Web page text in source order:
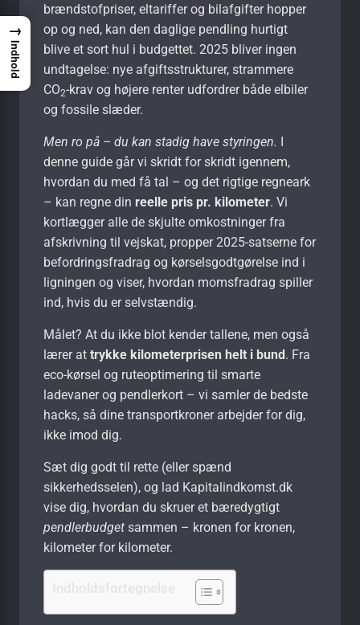
brændstofpriser, eltariffer og bilafgifter hopper
op og ned, kan den daglige pendling hurtigt
blive et sort hul i budgettet. 2025 bliver ingen
undtagelse: nye afgiftsstrukturer, strammere
CO2-krav og højere renter udfordrer både elbiler
og fossile slæder.
Men ro på – du kan stadig have styringen. I
denne guide går vi skridt for skridt igennem,
hvordan du med få tal – og det rigtige regneark
– kan regne din reelle pris pr. kilometer. Vi
kortlægger alle de skjulte omkostninger fra
afskrivning til vejskat, propper 2025-satserne for
befordringsfradrag og kørselsgodtgørelse ind i
ligningen og viser, hvordan momsfradrag spiller
ind, hvis du er selvstændig.
Målet? At du ikke blot kender tallene, men også
lærer at trykke kilometerprisen helt i bund. Fra
eco-kørsel og ruteoptimering til smarte
ladevaner og pendlerkort – vi samler de bedste
hacks, så dine transportkroner arbejder for dig,
ikke imod dig.
Sæt dig godt til rette (eller spænd
sikkerhedsselen), og lad Kapitalindkomst.dk
vise dig, hvordan du skruer et bæredygtigt
pendlerbudget sammen – kronen for kronen,
kilometer for kilometer.
→
Indhold